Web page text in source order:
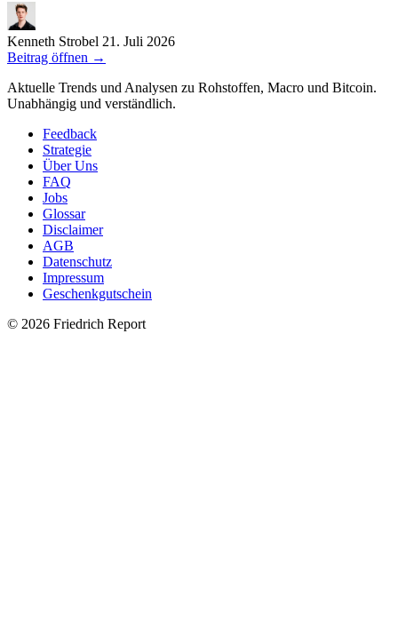
Kenneth Strobel 21. Juli 2026
Beitrag öffnen →
Aktuelle Trends und Analysen zu Rohstoffen, Macro und Bitcoin.
Unabhängig und verständlich.
Feedback
Strategie
Über Uns
FAQ
Jobs
Glossar
Disclaimer
AGB
Datenschutz
Impressum
Geschenkgutschein
© 2026 Friedrich Report